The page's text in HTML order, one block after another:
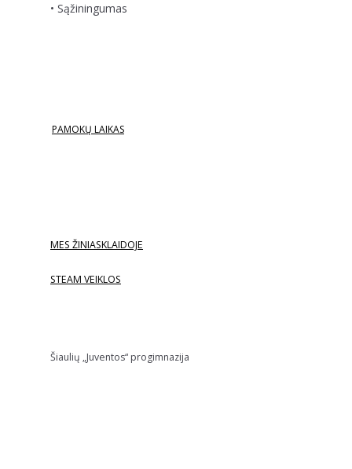
• Sąžiningumas
PAMOKŲ LAIKAS
MES ŽINIASKLAIDOJE
STEAM VEIKLOS
Šiaulių „Juventos“ progimnazija